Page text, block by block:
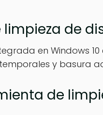
de
en Windows
y basura
de